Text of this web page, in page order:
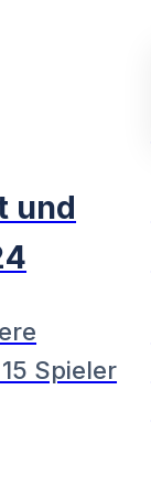
und
Spieler